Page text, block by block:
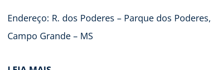
Endereço: R. dos Poderes – Parque dos Poderes,
Campo Grande – MS